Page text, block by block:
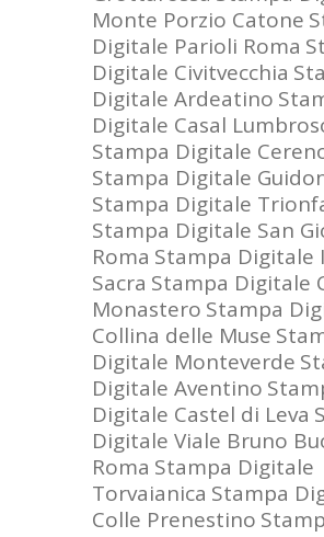
Monte Porzio Catone
Digitale Parioli Roma
Digitale Civitvecchia
Digitale Ardeatino
Digitale Casal
Stampa Digitale
Stampa Digitale
Stampa Digitale
Stampa Digitale San
Roma Stampa Digitale
Sacra Stampa Digitale
Monastero Stampa
Collina delle Muse
Digitale Monteverde
Digitale Aventino
Digitale Castel di Leva
Digitale Viale Bruno
Roma Stampa Digitale
Torvaianica Stampa
Colle Prenestino